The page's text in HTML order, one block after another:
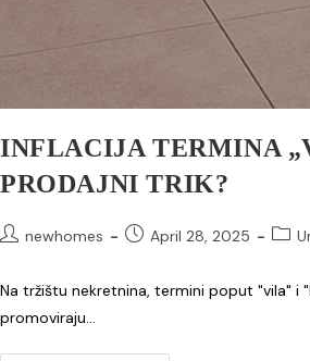
INFLACIJA TERMINA
PRODAJNI TRIK?
newhomes April 28, 2025
Na tržištu nekretnina, termini poput "vila" i
promoviraju…